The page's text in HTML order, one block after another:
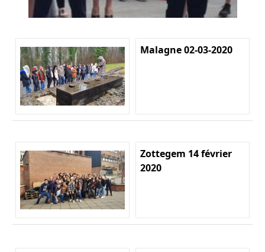
Malagne 02-03-2020
Zottegem 14 février
2020